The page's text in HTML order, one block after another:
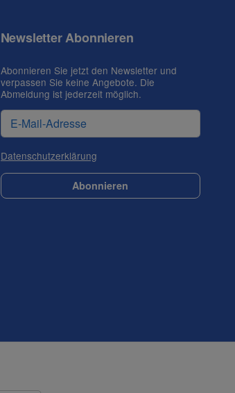
Newsletter Abonnieren
Abonnieren Sie jetzt den Newsletter und
verpassen Sie keine Angebote. Die
Abmeldung ist jederzeit möglich.
Datenschutzerklärung
Abonnieren